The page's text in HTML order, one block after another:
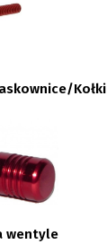
Kołki
wentyle